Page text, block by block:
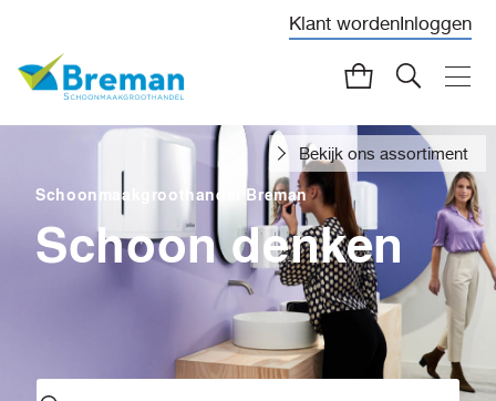
Klant wordenInloggen
Schoonmaakgroothandel Breman
Schoon denken
Bekijk ons assortiment